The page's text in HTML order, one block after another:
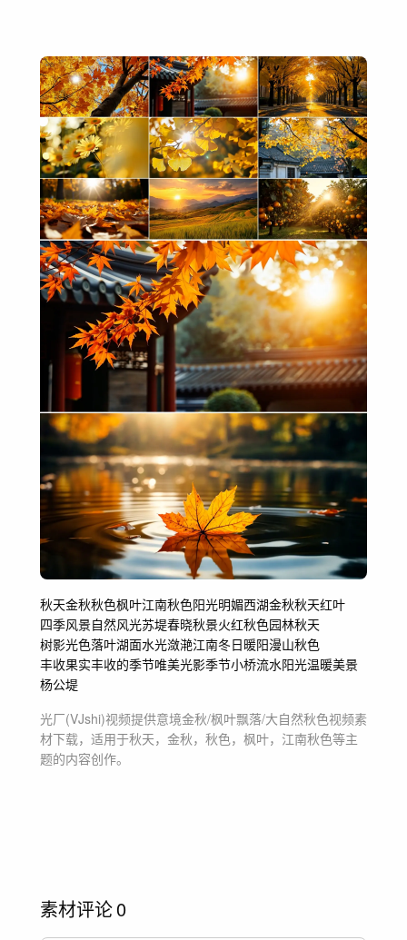
秋天金秋秋色枫叶江南秋色阳光明媚西湖金秋秋天红叶
四季风景自然风光苏堤春晓秋景火红秋色园林秋天
树影光色落叶湖面水光潋滟江南冬日暖阳漫山秋色
丰收果实丰收的季节唯美光影季节小桥流水阳光温暖美景
杨公堤
光厂(VJshi)视频提供意境金秋/枫叶飘落/大自然秋色视频素
材下载，适用于秋天，金秋，秋色，枫叶，江南秋色等主
题的内容创作。
素材评论0